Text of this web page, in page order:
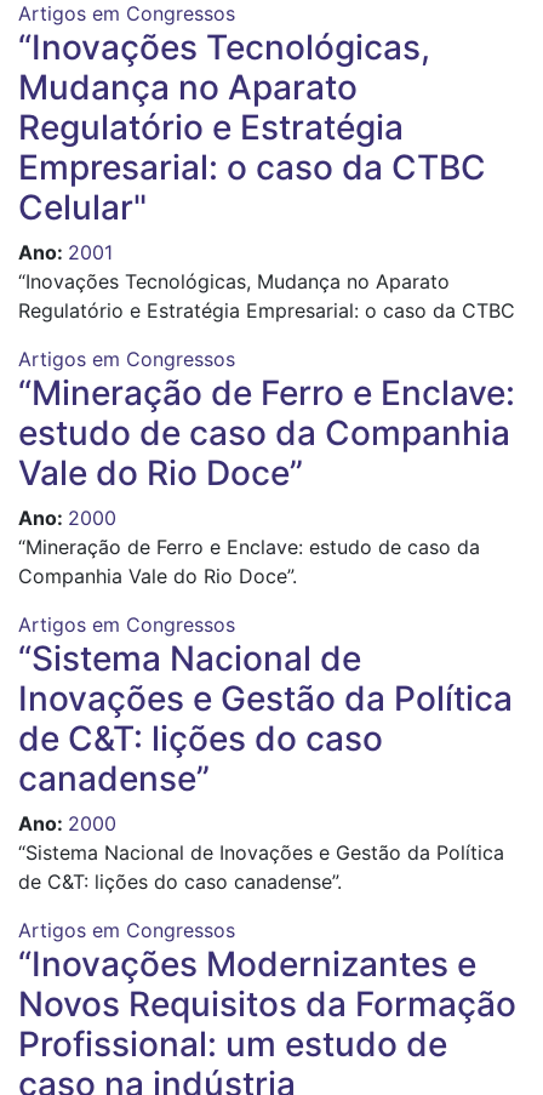
Artigos em Congressos
“Inovações Tecnológicas,
Mudança no Aparato
Regulatório e Estratégia
Empresarial: o caso da CTBC
Celular"
Ano: 2001
“Inovações Tecnológicas, Mudança no Aparato
Regulatório e Estratégia Empresarial: o caso da CTBC
Artigos em Congressos
“Mineração de Ferro e Enclave:
estudo de caso da Companhia
Vale do Rio Doce”
Ano: 2000
“Mineração de Ferro e Enclave: estudo de caso da
Companhia Vale do Rio Doce”.
Artigos em Congressos
“Sistema Nacional de
Inovações e Gestão da Política
de C&T: lições do caso
canadense”
Ano: 2000
“Sistema Nacional de Inovações e Gestão da Política
de C&T: lições do caso canadense”.
Artigos em Congressos
“Inovações Modernizantes e
Novos Requisitos da Formação
Profissional: um estudo de
caso na indústria